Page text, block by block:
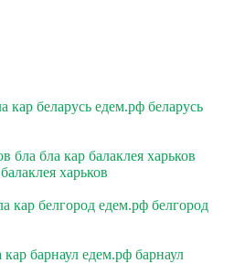
кар беларусь едем.рф беларусь
бла бла кар балаклея харьков
харьков
кар белгород едем.рф белгород
кар барнаул едем.рф барнаул